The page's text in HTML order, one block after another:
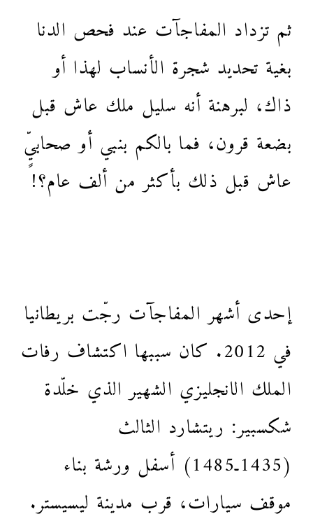
ثم تزداد المفاجآت عند فحص الدنا
بغية تحديد شجرة الأنساب لهذا أو
ذاك، لبرهنة أنه سليل ملك عاش قبل
بضعة قرون، فما بالكم بنبي أو صحابيٍّ
عاش قبل ذلك بأكثر من ألف عام؟!
إحدى أشهر المفاجآت رجّت بريطانيا
في 2012. كان سببها اكتشاف رفات
الملك الانجليزي الشهير الذي خلّدة
شكسبير: ريتشارد الثالث
(1435ـ1485) أسفل ورشة بناء
موقف سيارات، قرب مدينة ليسيستر.